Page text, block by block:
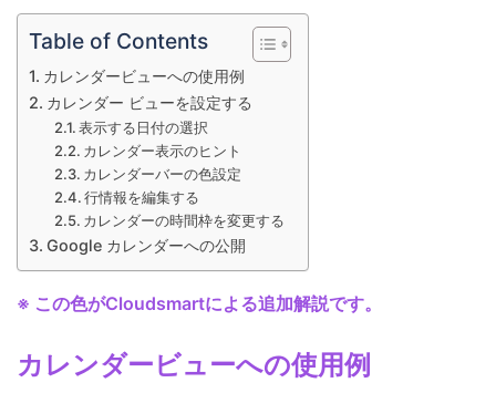
Table of Contents
カレンダービューへの使用例
カレンダー ビューを設定する
表示する日付の選択
カレンダー表示のヒント
カレンダーバーの色設定
行情報を編集する
カレンダーの時間枠を変更する
Google カレンダーへの公開
※ この色がCloudsmartによる追加解説です。
カレンダービューへの使用例